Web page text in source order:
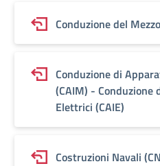
Conduzione del
Conduzione di
(CAIM) -
Elettrici (CAIE)
Costruzioni Navali